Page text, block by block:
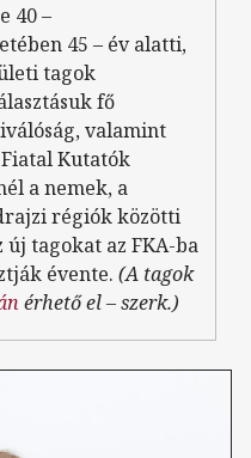
40 –
45 – év alatti,
tagok
fő
valamint
Kutatók
a nemek, a
régiók közötti
tagokat az FKA-ba
évente. (A tagok
érhető el – szerk.)